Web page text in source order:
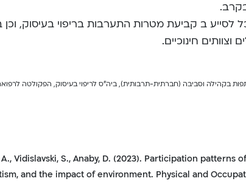
לסייע ב קביעת מטרות התערבות בריפוי בעיסוק, וכן
וצוותים חינוכיים.
בקהילה וסביבה (חברתית-תרבותית), ביה”ס לריפוי בעיסוק, הפקולטה
Vidislavski, S., Anaby, D. (2023). Participation patterns
and the impact of environment. Physical and